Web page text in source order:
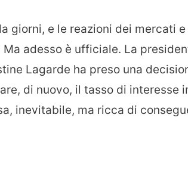
giorni, e le reazioni dei mercati
adesso è ufficiale. La
Lagarde ha preso una
di nuovo, il tasso di interesse
inevitabile, ma ricca di